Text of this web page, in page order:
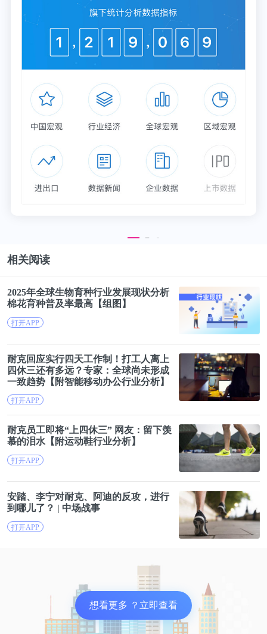
艾棣维欣生物制药战略总监刘晓雁博士告诉生
和MERS、SARS等也在结构上相似，所以人工设计
的新冠疫苗抗原，理论上可以形成对MERS和SARS
的交叉保护作用，最终就形成了一个通用型的冠状病
毒疫苗。”
国外一些团队已经在开发通用型新冠病毒疫苗上取得
加州理工学院生物化学家 Pamela Björkman 博士及团
队设计了一种基于蛋白质的 60 个亚单位纳米颗粒，
现的其它 7 种冠状病毒的刺突蛋白片段。
当他们给小鼠注射这种疫苗时，小鼠体内不仅产生了
抗 SARS-CoV-2 和其它冠状病毒的抗体，还产生了能
够中和疫苗中未包含的冠状病毒的抗体。现在，他们
计划在猴子等大型动物体内测试这种疫苗。
他们使用的纳米颗粒的好处是可以 “即插即用”，可
以在此纳米颗粒上添加任何冠状病毒的刺突蛋白片
段，Björkman 计划在疫苗中添加多达 20 种类似
SARS 的冠状病毒。Björkman 还表示这种疫苗可以冷
冻干燥成粉末，储存在室温下，这样可以在各国储备
通用疫苗而不会受损。
相关阅读
2025年全球生物育种行业发展现状分析
棉花育种普及率最高【组图】
打开APP
耐克回应实行四天工作制！打工人离上
四休三还有多远？专家：全球尚未形成
一致趋势【附智能移动办公行业分析】
打开APP
耐克员工即将“上四休三” 网友：留下羡
慕的泪水【附运动鞋行业分析】
打开APP
安踏、李宁对耐克、阿迪的反攻，进行
到哪儿了？ | 中场战事
打开APP
想看更多 ？立即查看